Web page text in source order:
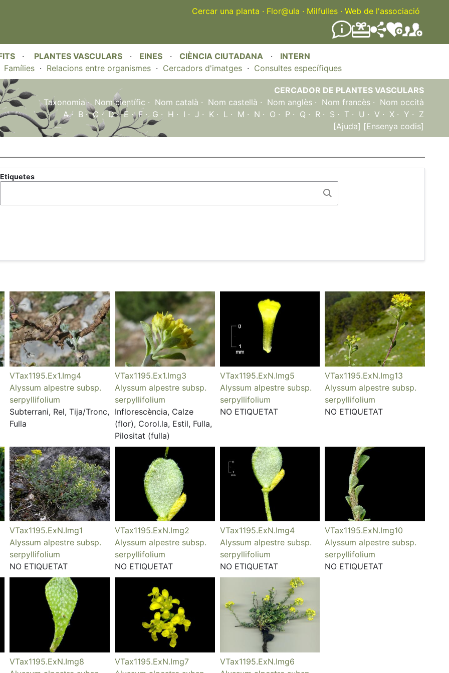
Cercar una planta · Flor@ula · Milfulles · Web de l'associació
· PLANTES VASCULARS · EINES · CIÈNCIA CIUTADANA · INTERN
Famílies· Relacions entre organismes· Cercadors d'imatges· Consultes específiques
CERCADOR DE PLANTES VASCULARS
Taxonomia· Nom científic · Nom català · Nom castellà · Nom anglès · Nom francès · Nom occità
A· B ·C ·D·E · F · G · H · I · J · K · L · M · N · O · P · Q · R · S · T · U · V · X · Y · Z
[Ajuda] [Ensenya codis]
Etiquetes
VTax1195.Ex1.Img4
Alyssum alpestre subsp.
serpyllifolium
Subterrani, Rel, Tija/Tronc,
Fulla
VTax1195.Ex1.Img3
Alyssum alpestre subsp.
serpyllifolium
Inflorescència, Calze
(flor), Corol.la, Estil, Fulla,
Pilositat (fulla)
VTax1195.ExN.Img5
Alyssum alpestre subsp.
serpyllifolium
NO ETIQUETAT
VTax1195.ExN.Img13
Alyssum alpestre subsp.
serpyllifolium
NO ETIQUETAT
VTax1195.ExN.Img1
Alyssum alpestre subsp.
serpyllifolium
NO ETIQUETAT
VTax1195.ExN.Img2
Alyssum alpestre subsp.
serpyllifolium
NO ETIQUETAT
VTax1195.ExN.Img4
Alyssum alpestre subsp.
serpyllifolium
NO ETIQUETAT
VTax1195.ExN.Img10
Alyssum alpestre subsp.
serpyllifolium
NO ETIQUETAT
VTax1195.ExN.Img8
VTax1195.ExN.Img7
VTax1195.ExN.Img6